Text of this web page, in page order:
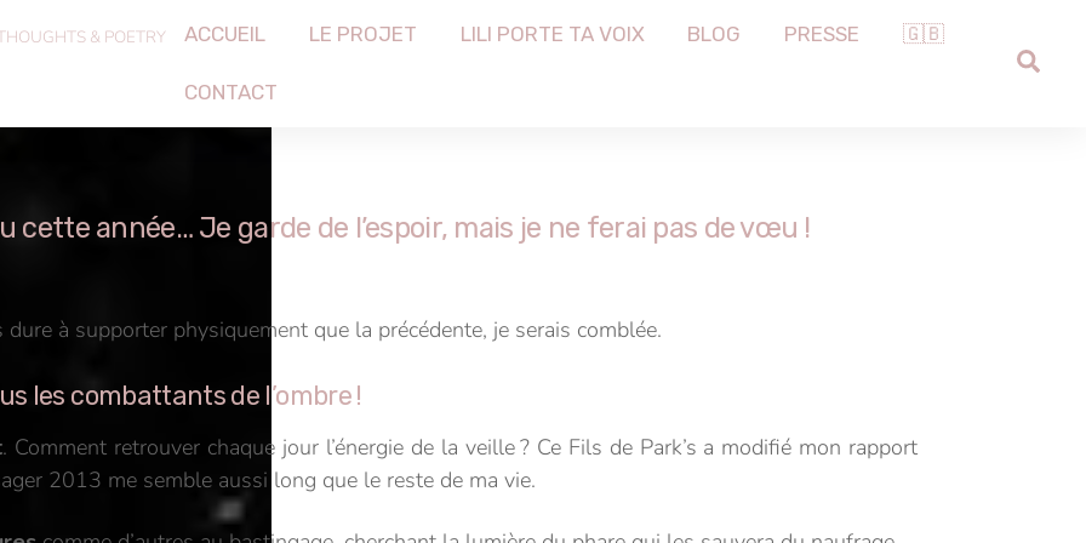
& POETRY ACCUEIL LE PROJET LILI PORTE TA VOIX BLOG PRESSE 🇬🇧
CONTACT
cette année… Je garde de l’espoir, mais je ne ferai pas de vœu !
à supporter physiquement que la précédente, je serais comblée.
les combattants de l’ombre !
. Comment retrouver chaque jour l’énergie de la veille ? Ce Fils de Park’s a modifié mon rapport
2013 me semble aussi long que le reste de ma vie.